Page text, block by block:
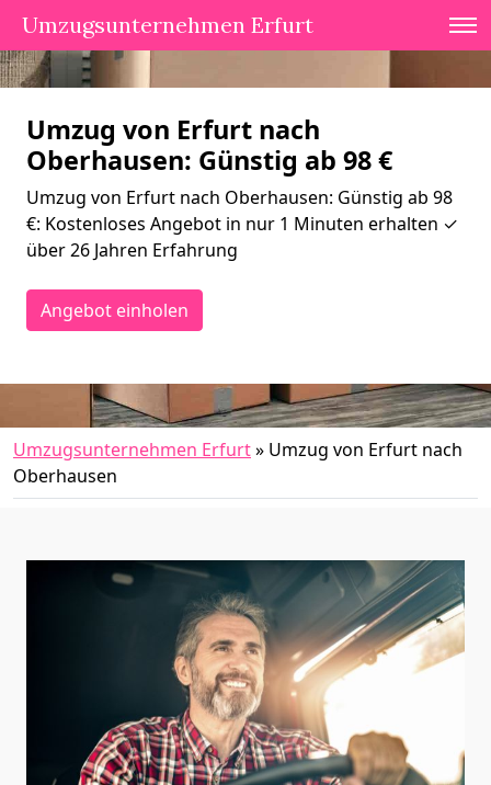
Umzugsunternehmen Erfurt
Umzug von Erfurt nach
Oberhausen: Günstig ab 98 €
Umzug von Erfurt nach Oberhausen: Günstig ab 98
€: Kostenloses Angebot in nur 1 Minuten erhalten ✓
über 26 Jahren Erfahrung
Angebot einholen
Umzugsunternehmen Erfurt» Umzug von Erfurt nach
Oberhausen